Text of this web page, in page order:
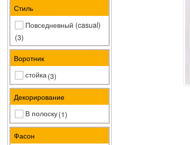
Стиль
Повседневный (casual)
(3)
Воротник
стойка(3)
Декорирование
В полоску(1)
Фасон